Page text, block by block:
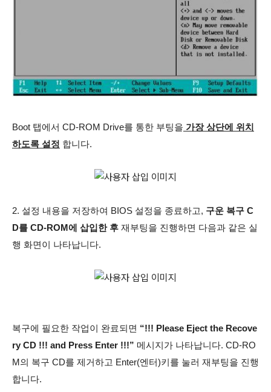
Boot 탭에서 CD-ROM Drive를 통한 부팅을 가장 상단에 위치
하도록 설정 합니다.
2. 설정 내용을 저장하여 BIOS 설정을 종료하고, 구운 복구 C
D를 CD-ROM에 삽입한 후 재부팅을 진행하면 다음과 같은 실
행 화면이 나타납니다.
복구에 필요한 작업이 완료되면 “!!! Please Eject the Recove
ry CD !!! and Press Enter !!!” 메시지가 나타납니다. CD-RO
M의 복구 CD를 제거하고 Enter(엔터)키를 눌러 재부팅을 진행
합니다.